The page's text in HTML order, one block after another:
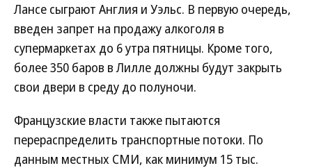
Лансе сыграют Англия и Уэльс. В первую очередь,
введен запрет на продажу алкоголя в
супермаркетах до 6 утра пятницы. Кроме того,
более 350 баров в Лилле должны будут закрыть
свои двери в среду до полуночи.
Французские власти также пытаются
перераспределить транспортные потоки. По
данным местных СМИ, как минимум 15 тыс.